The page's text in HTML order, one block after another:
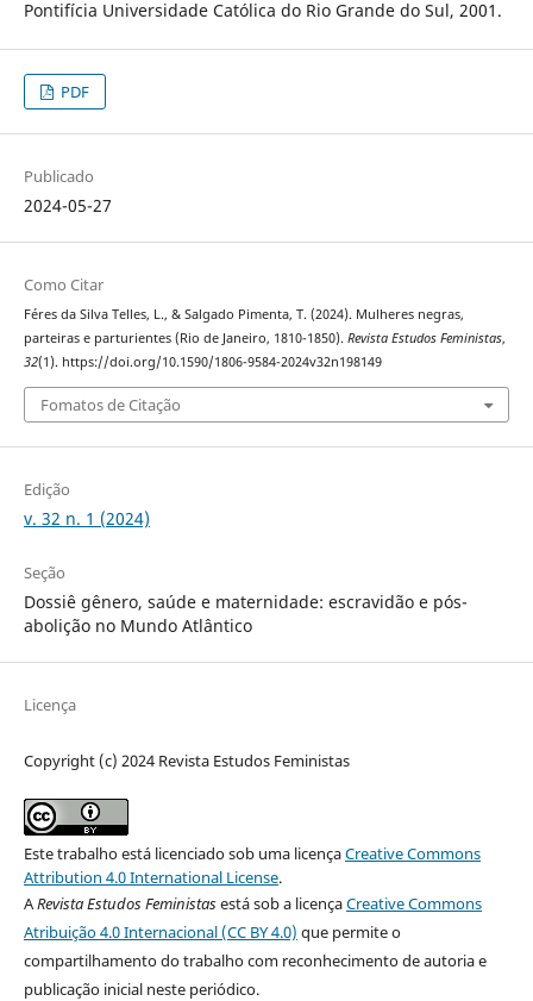
Pontifícia Universidade Católica do Rio Grande do Sul, 2001.
PDF
Publicado
2024-05-27
Como Citar
Féres da Silva Telles, L., & Salgado Pimenta, T. (2024). Mulheres negras,
parteiras e parturientes (Rio de Janeiro, 1810-1850). Revista Estudos Feministas,
32(1). https://doi.org/10.1590/1806-9584-2024v32n198149
Fomatos de Citação
Edição
v. 32 n. 1 (2024)
Seção
Dossiê gênero, saúde e maternidade: escravidão e pós-
abolição no Mundo Atlântico
Licença
Copyright (c) 2024 Revista Estudos Feministas
Este trabalho está licenciado sob uma licençaCreative Commons
Attribution 4.0 International License.
ARevista Estudos Feministasestá sob a licençaCreative Commons
Atribuição 4.0 Internacional (CC BY 4.0) que permite o
compartilhamento do trabalho com reconhecimento de autoria e
publicação inicial neste periódico.